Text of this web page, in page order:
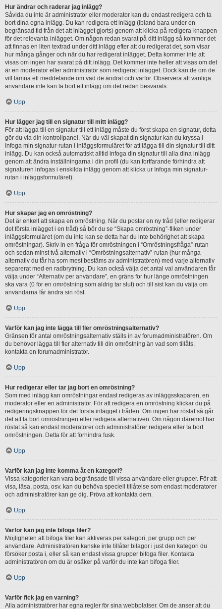
Hur ändrar och raderar jag inlägg?
Såvida du inte är administratör eller moderator kan du endast redigera och ta
bort dina egna inlägg. Du kan redigera ett inlägg (ibland bara under en
begränsad tid från det att inlägget gjorts) genom att klicka på redigera-knappen
för det relevanta inlägget. Om någon redan svarat på ditt inlägg så kommer det
att finnas en liten textrad under ditt inlägg efter att du redigerat det, som visar
hur många gånger och när du har redigerat inlägget. Detta kommer inte att
visas om ingen har svarat på ditt inlägg. Det kommer inte heller att visas om det
är en moderator eller administratör som redigerat inlägget. Dock kan de om de
vill lämna ett meddelande om vad de ändrat och varför. Observera att vanliga
användare inte kan ta bort ett inlägg om det redan besvarats.
Upp
Hur lägger jag till en signatur till mitt inlägg?
För att lägga till en signatur till ett inlägg måste du först skapa en signatur, detta
gör du via din kontrollpanel. När du väl skapat din signatur kan du kryssa i
Infoga min signatur-rutan i inläggsformuläret för att lägga till din signatur till ditt
inlägg. Du kan också automatiskt alltid infoga din signatur till alla dina inlägg
genom att ändra inställningarna i din profil (du kan fortfarande förhindra att
signaturen infogas i enskilda inlägg genom att klicka ur Infoga min signatur-
rutan i inläggsformuläret).
Upp
Hur skapar jag en omröstning?
Det är enkelt att skapa en omröstning. När du postar en ny tråd (eller redigerar
det första inlägget i en tråd) så bör du se “Skapa omröstning”-fliken under
inläggsformuläret (om du inte kan se detta har du inte behörighet att skapa
omröstningar). Skriv in en fråga för omröstningen i “Omröstningsfråga”-rutan
och sedan minst två alternativ i “Omröstningsalternativ”-rutan (hur många
alternativ du får ha som mest bestäms av administratören) med varje alternativ
separerat med en radbrytning. Du kan också välja det antal val användaren får
välja under “Alternativ per användare”, en gräns för hur länge omröstningen
ska vara (0 för en omröstning som aldrig tar slut) och till sist kan du välja om
användarna får ändra sin röst.
Upp
Varför kan jag inte lägga till fler omröstningsalternativ?
Gränsen för antal omröstningsalternativ ställs in av forumadministratören. Om
du behöver lägga till fler alternativ till din omröstning än vad som tillåts,
kontakta en forumadministratör.
Upp
Hur redigerar eller tar jag bort en omröstning?
Som med inlägg kan omröstningar endast redigeras av inläggsskaparen, en
moderator eller en administratör. För att redigera en omröstning klickar du på
redigeringsknappen för det första inlägget i tråden. Om ingen har röstat så går
det att ta bort omröstningen eller redigera alternativen. Om någon däremot har
röstat så kan endast moderatorer och administratörer redigera eller ta bort
omröstningen. Detta för att förhindra fusk.
Upp
Varför kan jag inte komma åt en kategori?
Vissa kategorier kan vara begränsade till vissa användare eller grupper. För att
visa, läsa, posta, osv. kan du behöva speciell tillåtelse som endast moderatorer
och administratörer kan ge dig. Pröva att kontakta dem.
Upp
Varför kan jag inte bifoga filer?
Möjligheten att bifoga filer kan aktiveras per kategori, per grupp och per
användare. Administratören kanske inte tillåter bilagor i just den kategori du
försöker posta i, eller så kan endast vissa grupper bifoga filer. Kontakta
administratören om du är osäker på varför du inte kan bifoga filer.
Upp
Varför fick jag en varning?
Alla administratörer har egna regler för sina webbplatser. Om de anser att du